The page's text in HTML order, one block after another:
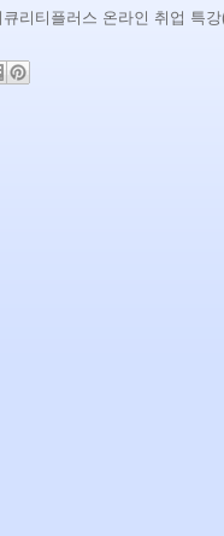
리티플러스 온라인 취업 특강